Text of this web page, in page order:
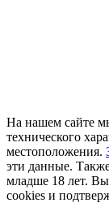
На нашем сайте
технического
местоположения.
эти данные.
младше 18 лет. Вы
cookies и